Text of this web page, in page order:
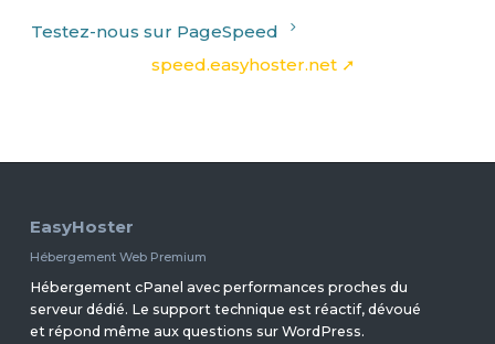
Testez-nous sur PageSpeed
speed.easyhoster.net ➚
EasyHoster
Hébergement Web Premium
Hébergement cPanel avec performances proches du
serveur dédié. Le support technique est réactif, dévoué
et répond même aux questions sur WordPress.